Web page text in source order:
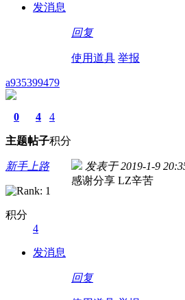
发消息
回复
使用道具 举报
a935399479
0
主题
4
帖子
4
积分
新手上路
积分
4
发消息
发表于 2019-1-9
感谢分享 LZ辛苦
回复